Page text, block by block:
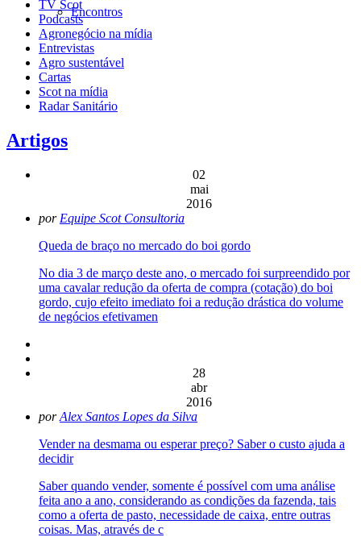
Encontros
TV Scot
Podcasts
Agronegócio na mídia
Entrevistas
Agro sustentável
Cartas
Scot na mídia
Radar Sanitário
Artigos
02
mai
2016
por Equipe Scot Consultoria
Queda de braço no mercado do boi gordo
No dia 3 de março deste ano, o mercado foi surpreendido por
uma cavalar redução da oferta de compra (cotação) do boi
gordo, cujo efeito imediato foi a redução drástica do volume
de negócios efetivamen
28
abr
2016
porAlex Santos Lopes da Silva
Vender na desmama ou esperar preço? Saber o custo ajuda a
decidir
Saber quando vender, somente é possível com uma análise
feita ano a ano, considerando as condições da fazenda, tais
como a oferta de pasto, necessidade de caixa, entre outras
coisas. Mas, através de c